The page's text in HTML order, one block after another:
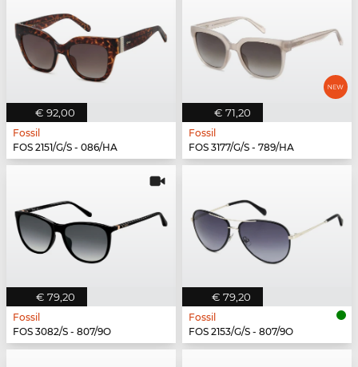
€ 92,00
Fossil
FOS 2151/G/S - 086/HA
€ 71,20
Fossil
FOS 3177/G/S - 789/HA
€ 79,20
Fossil
FOS 3082/S - 807/9O
€ 79,20
Fossil
FOS 2153/G/S - 807/9O